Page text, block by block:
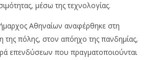
μέσω της τεχνολογίας.
Αθηναίων αναφέρθηκε στη
της πόλης, στον απόηχο της πανδημίας,
επενδύσεων που πραγματοποιούνται